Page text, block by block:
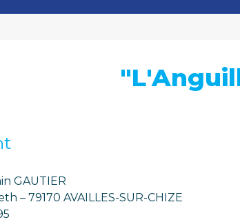
GAUTIER
– 79170 AVAILLES-SUR-CHIZE